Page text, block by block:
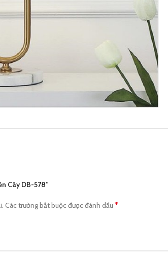
Cây DB-578”
Các trường bắt buộc được đánh dấu *